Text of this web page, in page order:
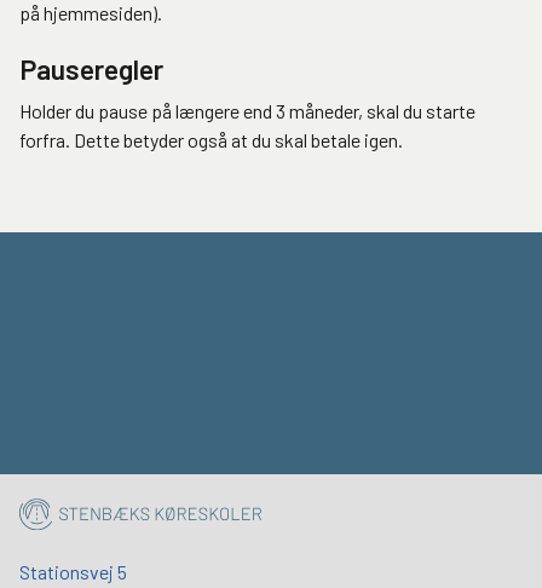
på hjemmesiden).
Pauseregler
Holder du pause på længere end 3 måneder, skal du starte
forfra. Dette betyder også at du skal betale igen.
Stationsvej 5